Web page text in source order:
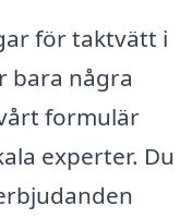
för taktvätt i
bara några
formulär
experter. Du